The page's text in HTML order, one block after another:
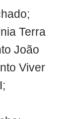
Terra
João
Viver